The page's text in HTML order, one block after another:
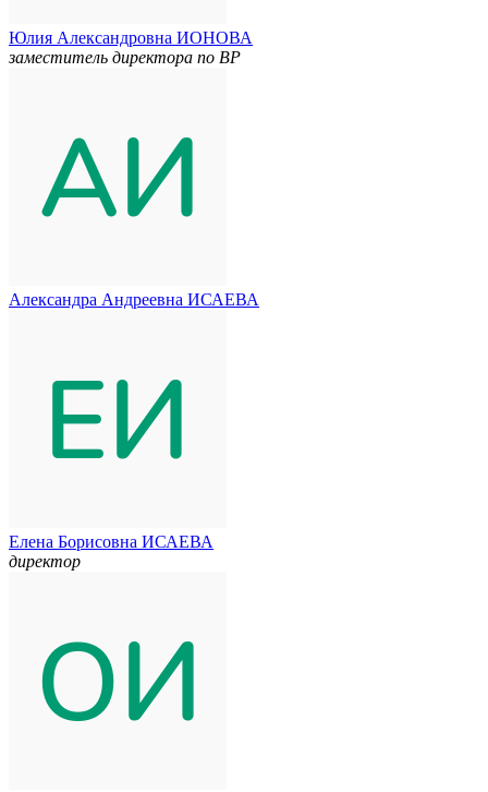
Юлия Александровна ИОНОВА
заместитель директора по ВР
Александра Андреевна ИСАЕВА
Елена Борисовна ИСАЕВА
директор